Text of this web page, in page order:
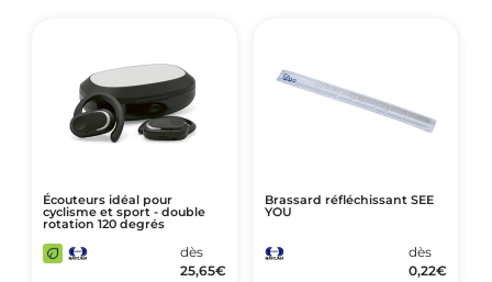
Bien être & Sécurité
Sports, loisirs & jouets
PLV & Mobiliers Pub
Packaging sur-mesure
Temps Forts de l'Année
Écouteurs idéal pour
cyclisme et sport - double
rotation 120 degrés
dès
25,65€
Brassard réfléchissant SEE
YOU
dès
0,22€